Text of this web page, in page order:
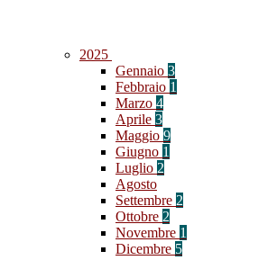
2025
Gennaio 3
Febbraio 1
Marzo 4
Aprile 3
Maggio 9
Giugno 1
Luglio 2
Agosto
Settembre 2
Ottobre 2
Novembre 1
Dicembre 5